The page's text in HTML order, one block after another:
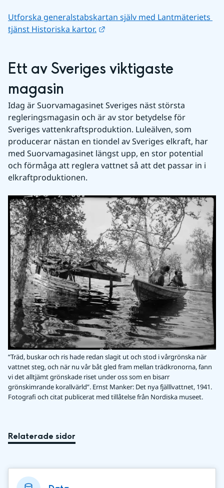
Utforska generalstabskartan själv med Lantmäteriets
tjänst Historiska kartor.
Ett av Sveriges viktigaste
magasin
Idag är Suorvamagasinet Sveriges näst största
regleringsmagasin och är av stor betydelse för
Sveriges vattenkraftsproduktion. Luleälven, som
producerar nästan en tiondel av Sveriges elkraft, har
med Suorvamagasinet längst upp, en stor potential
och förmåga att reglera vattnet så att det passar in i
elkraftproduktionen.
“Träd, buskar och ris hade redan slagit ut och stod i vårgrönska när
vattnet steg, och när nu vår båt gled fram mellan trädkronorna, fann
vi det alltjämt grönskade riset under oss som en bisarr
grönskimrande korallvärld”. Ernst Manker: Det nya fjälllvattnet, 1941.
Fotografi och citat publicerat med tillåtelse från Nordiska museet.
Relaterade sidor